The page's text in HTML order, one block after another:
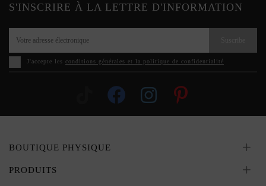
S'INSCRIRE À LA LETTRE D'INFORMATION
J'accepte les conditions générales et la politique de confidentialité
BOUTIQUE PHYSIQUE
PRODUITS